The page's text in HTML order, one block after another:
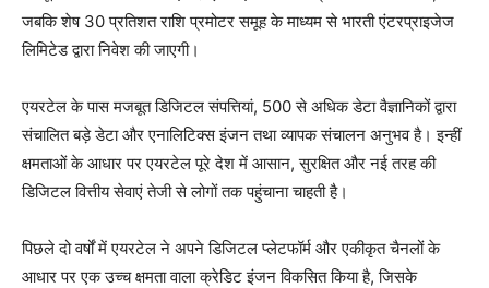
जबकि शेष 30 प्रतिशत राशि प्रमोटर समूह के माध्यम से भारती एंटरप्राइजेज
लिमिटेड द्वारा निवेश की जाएगी।
एयरटेल के पास मजबूत डिजिटल संपत्तियां, 500 से अधिक डेटा वैज्ञानिकों द्वारा
संचालित बड़े डेटा और एनालिटिक्स इंजन तथा व्यापक संचालन अनुभव है। इन्हीं
क्षमताओं के आधार पर एयरटेल पूरे देश में आसान, सुरक्षित और नई तरह की
डिजिटल वित्तीय सेवाएं तेजी से लोगों तक पहुंचाना चाहती है।
पिछले दो वर्षों में एयरटेल ने अपने डिजिटल प्लेटफॉर्म और एकीकृत चैनलों के
आधार पर एक उच्च क्षमता वाला क्रेडिट इंजन विकसित किया है, जिसके